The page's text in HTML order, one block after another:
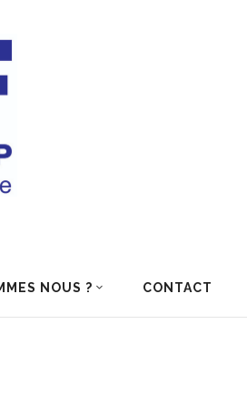
NOUS ? CONTACT